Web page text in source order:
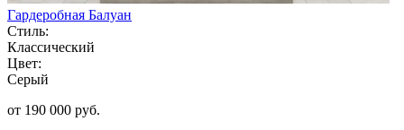
Гардеробная Балуан
Стиль:
Классический
Цвет:
Серый
от 190 000 руб.